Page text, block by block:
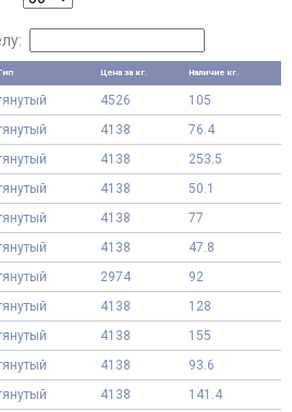
Цена за кг. Наличие кг.
4526
105
4138
76.4
4138
253.5
4138
50.1
4138
77
4138
47.8
2974
92
4138
128
4138
155
4138
93.6
4138
141.4